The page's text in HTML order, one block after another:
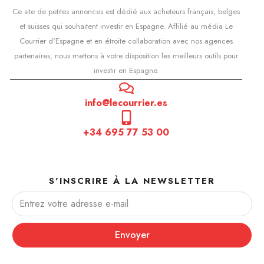
Ce site de petites annonces est dédié aux acheteurs français, belges
et suisses qui souhaitent investir en Espagne. Affilié au média Le
Courrier d'Espagne et en étroite collaboration avec nos agences
partenaires, nous mettons à votre disposition les meilleurs outils pour
investir en Espagne.
info@lecourrier.es
+34 695 77 53 00
S'INSCRIRE À LA NEWSLETTER
Envoyer